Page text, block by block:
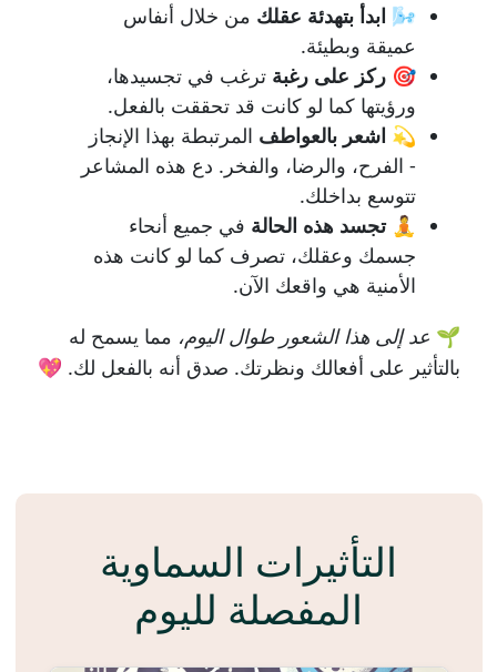
🌬️ ابدأ بتهدئة عقلك من خلال أنفاس
عميقة وبطيئة.
🎯ركز على رغبة ترغب في تجسيدها،
ورؤيتها كما لو كانت قد تحققت بالفعل.
💫 اشعر بالعواطف المرتبطة بهذا الإنجاز
- الفرح، والرضا، والفخر. دع هذه المشاعر
تتوسع بداخلك.
🧘تجسد هذه الحالة في جميع أنحاء
جسمك وعقلك، تصرف كما لو كانت هذه
الأمنية هي واقعك الآن.
🌱 عد إلى هذا الشعور طوال اليوم، مما يسمح له
بالتأثير على أفعالك ونظرتك. صدق أنه بالفعل لك. 💖
التأثيرات السماوية
المفصلة لليوم